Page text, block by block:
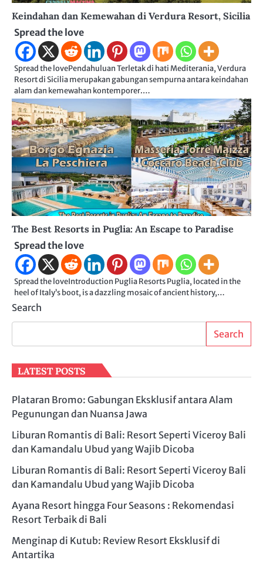
Keindahan dan Kemewahan di Verdura Resort, Sicilia
Spread the love
Spread the lovePendahuluan Terletak di hati Mediterania, Verdura
Resort di Sicilia merupakan gabungan sempurna antara keindahan
alam dan kemewahan kontemporer.…
The Best Resorts in Puglia: An Escape to Paradise
Spread the love
Spread the loveIntroduction Puglia Resorts Puglia, located in the
heel of Italy’s boot, is a dazzling mosaic of ancient history,…
Search
Search
LATEST POSTS
Plataran Bromo: Gabungan Eksklusif antara Alam
Pegunungan dan Nuansa Jawa
Liburan Romantis di Bali: Resort Seperti Viceroy Bali
dan Kamandalu Ubud yang Wajib Dicoba
Liburan Romantis di Bali: Resort Seperti Viceroy Bali
dan Kamandalu Ubud yang Wajib Dicoba
Ayana Resort hingga Four Seasons : Rekomendasi
Resort Terbaik di Bali
Menginap di Kutub: Review Resort Eksklusif di
Antartika